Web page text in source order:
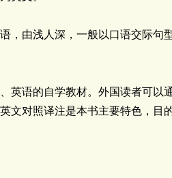
由浅人深，一般以口语交际句型
语的自学教材。外国读者可以
文对照译注是本书主要特色，目